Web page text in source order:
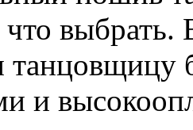
танцовщицу
и